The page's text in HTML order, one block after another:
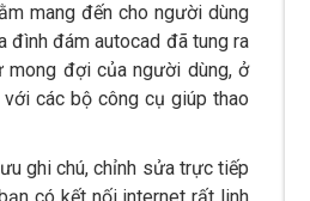
mang đến cho người dùng
đình đám autocad đã tung ra
mong đợi của người dùng, ở
các bộ công cụ giúp thao
ghi chú, chỉnh sửa trực tiếp